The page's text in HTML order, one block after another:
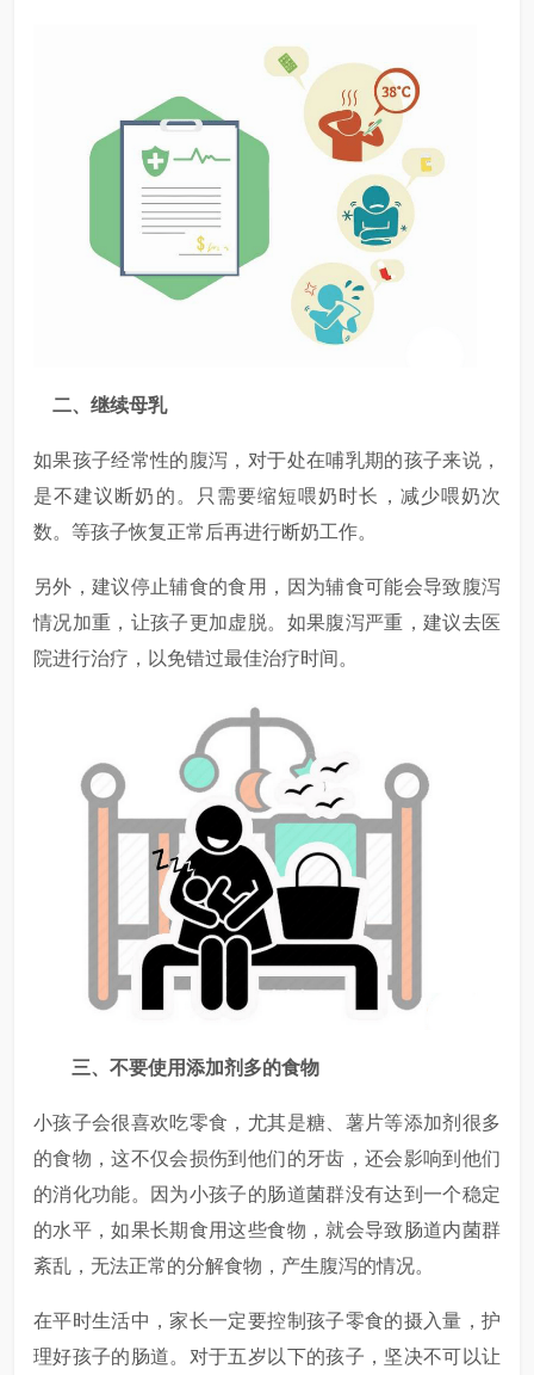
二、继续母乳
如果孩子经常性的腹泻，对于处在哺乳期的孩子来说，
是不建议断奶的。只需要缩短喂奶时长，减少喂奶次
数。等孩子恢复正常后再进行断奶工作。
另外，建议停止辅食的食用，因为辅食可能会导致腹泻
情况加重，让孩子更加虚脱。如果腹泻严重，建议去医
院进行治疗，以免错过最佳治疗时间。
三、不要使用添加剂多的食物
小孩子会很喜欢吃零食，尤其是糖、薯片等添加剂很多
的食物，这不仅会损伤到他们的牙齿，还会影响到他们
的消化功能。因为小孩子的肠道菌群没有达到一个稳定
的水平，如果长期食用这些食物，就会导致肠道内菌群
紊乱，无法正常的分解食物，产生腹泻的情况。
在平时生活中，家长一定要控制孩子零食的摄入量，护
理好孩子的肠道。对于五岁以下的孩子，坚决不可以让